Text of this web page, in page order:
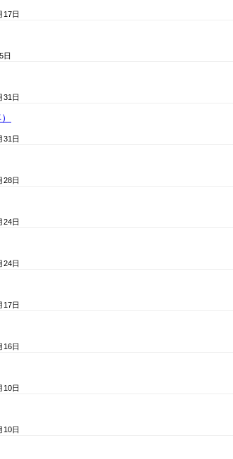
17日
日
31日
31日
28日
24日
24日
17日
16日
10日
10日